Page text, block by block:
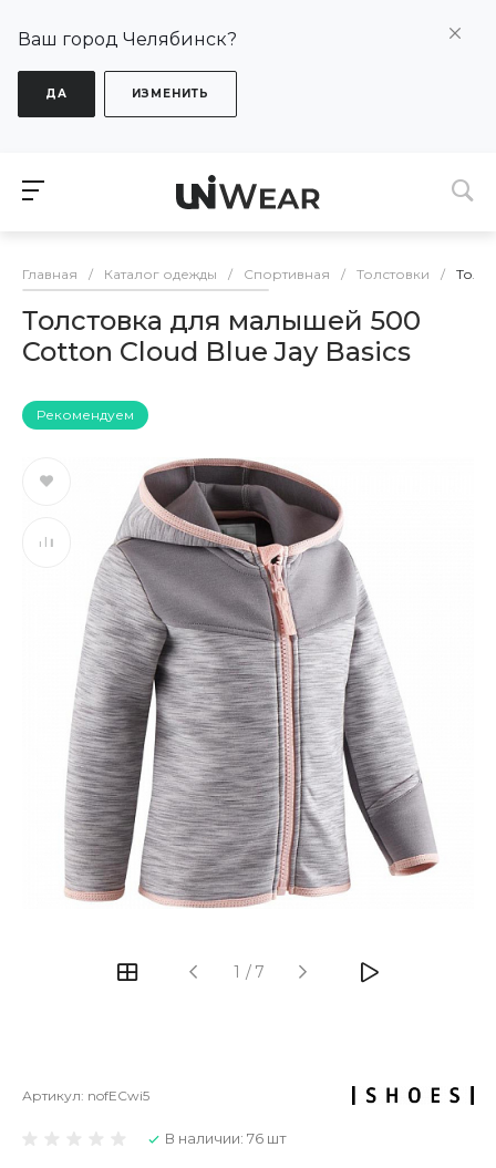
Ваш город Челябинск?
ДА ИЗМЕНИТЬ
Главная / Каталог одежды / Спортивная / Толстовки /
Толстовка для малышей 500
Cotton Cloud Blue Jay Basics
Рекомендуем
1 / 7
Артикул: nofECwi5
В наличии: 76 шт